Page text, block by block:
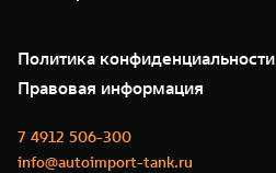
Зарядные станции
Сервис
Нулевое ТО
Моторные масла
35 лет GWM
GWM ТЕХ ДЕНЬ
Новости
Политика конфиденциальности
Правовая информация
7 4912 506-300
info@autoimport-tank.ru